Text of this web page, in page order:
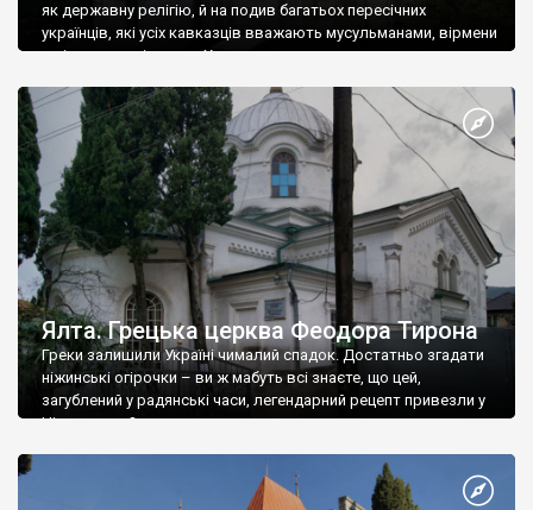
як державну релігію, й на подив багатьох пересічних
українців, які усіх кавказців вважають мусульманами, вірмени
є відданими вірянами Христа
Ялта. Грецька церква Феодора Тирона
Греки залишили Україні чималий спадок. Достатньо згадати
ніжинські огірочки – ви ж мабуть всі знаєте, що цей,
загублений у радянські часи, легендарний рецепт привезли у
Ніжин греки?